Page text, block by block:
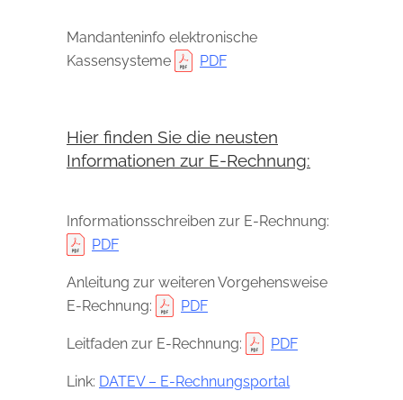
Mandanteninfo elektronische
Kassensysteme
PDF
Hier finden Sie die neusten
Informationen zur E-Rechnung:
Informationsschreiben zur E-Rechnung:
PDF
Anleitung zur weiteren Vorgehensweise
E-Rechnung:
PDF
Leitfaden zur E-Rechnung: PDF
Link: DATEV – E-Rechnungsportal